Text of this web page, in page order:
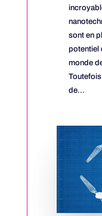
sont en
potentiel
monde
de...